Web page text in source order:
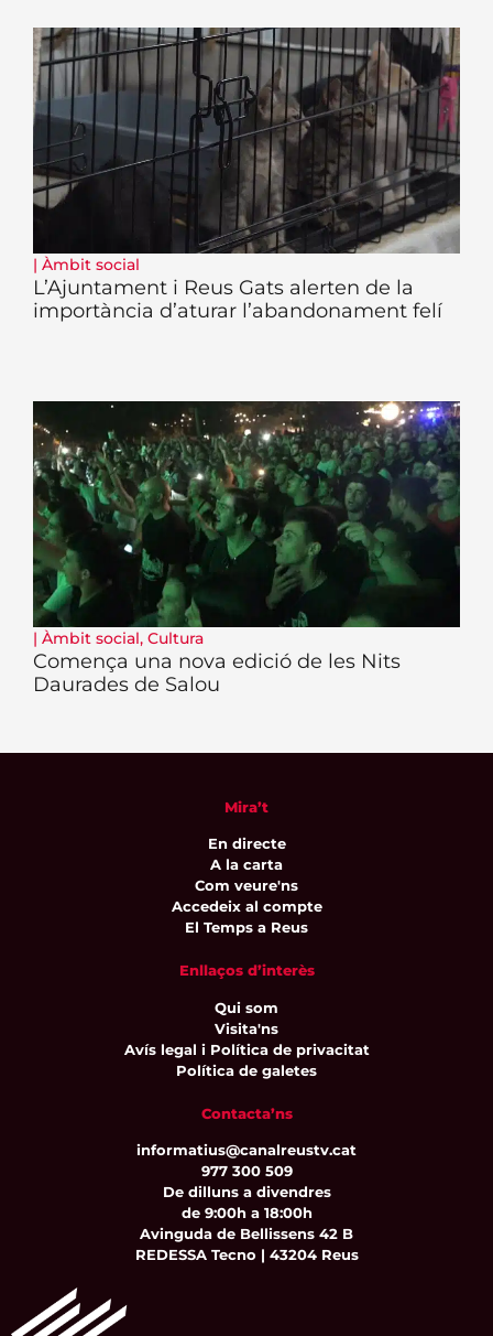
| Àmbit social
L’Ajuntament i Reus Gats alerten de la
importància d’aturar l’abandonament felí
| Àmbit social, Cultura
Comença una nova edició de les Nits
Daurades de Salou
Mira’t
En directe
A la carta
Com veure'ns
Accedeix al compte
El Temps a Reus
Enllaços d’interès
Qui som
Visita'ns
Avís legal i Política de privacitat
Política de galetes
Contacta’ns
informatius@canalreustv.cat
977 300 509
De dilluns a divendres
de 9:00h a 18:00h
Avinguda de Bellissens 42 B
REDESSA Tecno | 43204 Reus